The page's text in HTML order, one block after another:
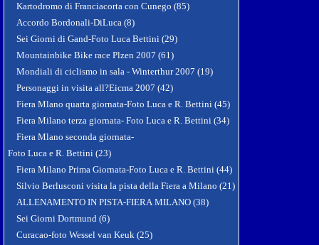
Kartodromo di Franciacorta con Cunego (85)
Accordo Bordonali-DiLuca (8)
Sei Giorni di Gand-Foto Luca Bettini (29)
Mountainbike Bike race Plzen 2007 (61)
Mondiali di ciclismo in sala - Winterthur 2007 (19)
Personaggi in visita all?Eicma 2007 (42)
Fiera Mlano quarta giornata-Foto Luca e R. Bettini (45)
Fiera Milano terza giornata- Foto Luca e R. Bettini (34)
Fiera Mlano seconda giornata-
Foto Luca e R. Bettini (23)
Fiera Milano Prima Giornata-Foto Luca e R. Bettini (44)
Silvio Berlusconi visita la pista della Fiera a Milano (21)
ALLENAMENTO IN PISTA-FIERA MILANO (38)
Sei Giorni Dortmund (6)
Curacao-foto Wessel van Keuk (25)